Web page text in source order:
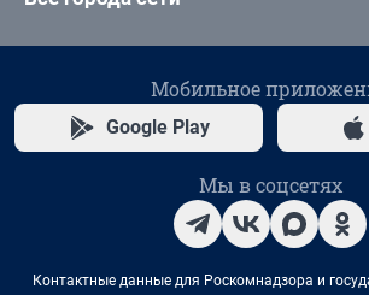
Мобильное
Google Play
Мы в соцсетях
Контактные данные для Роскомнадзора и